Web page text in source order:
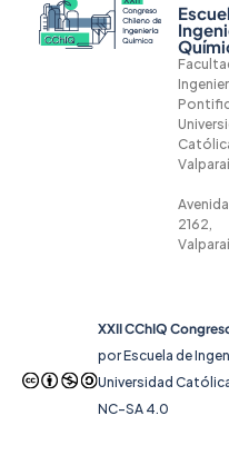
2162,
XXII CChIQ
por Escuela de
Universidad
NC-SA 4.0